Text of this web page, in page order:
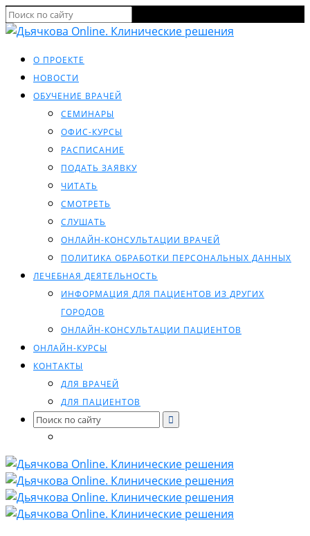
О ПРОЕКТЕ
НОВОСТИ
ОБУЧЕНИЕ ВРАЧЕЙ
СЕМИНАРЫ
ОФИС-КУРСЫ
РАСПИСАНИЕ
ПОДАТЬ ЗАЯВКУ
ЧИТАТЬ
СМОТРЕТЬ
СЛУШАТЬ
ОНЛАЙН-КОНСУЛЬТАЦИИ ВРАЧЕЙ
ПОЛИТИКА ОБРАБОТКИ ПЕРСОНАЛЬНЫХ ДАННЫХ
ЛЕЧЕБНАЯ ДЕЯТЕЛЬНОСТЬ
ИНФОРМАЦИЯ ДЛЯ ПАЦИЕНТОВ ИЗ ДРУГИХ
ГОРОДОВ
ОНЛАЙН-КОНСУЛЬТАЦИИ ПАЦИЕНТОВ
ОНЛАЙН-КУРСЫ
КОНТАКТЫ
ДЛЯ ВРАЧЕЙ
ДЛЯ ПАЦИЕНТОВ
Search
for: